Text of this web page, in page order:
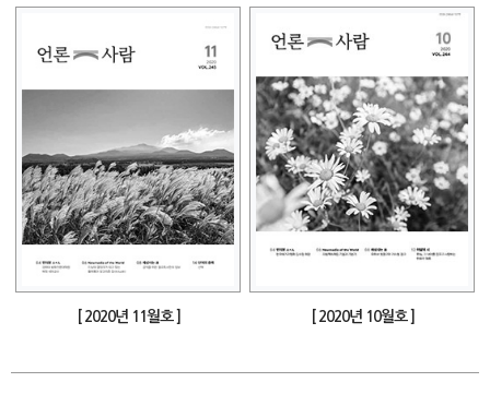
[ 2020년 11월호 ] [ 2020년 10월호 ]